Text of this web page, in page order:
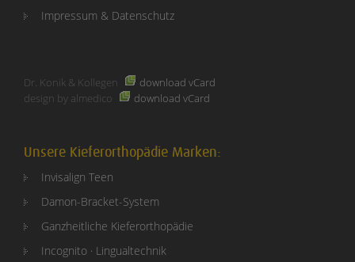
Impressum & Datenschutz
Dr. Konik & Kollegen
download vCard
design by almedico
download vCard
Unsere Kieferorthopädie Marken:
Invisalign Teen
Damon-Bracket-System
Ganzheitliche Kieferorthopädie
Incognito · Lingualtechnik